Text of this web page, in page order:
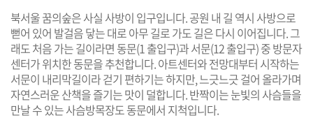
북서울 꿈의숲은 사실 사방이 입구입니다. 공원 내 길 역시 사방으로
뻗어 있어 발걸음 닿는 대로 아무 길로 가도 길은 다시 이어집니다. 그
래도 처음 가는 길이라면 동문(1 출입구)과 서문(12 출입구) 중 방문자
센터가 위치한 동문을 추천합니다. 아트센터와 전망대부터 시작하는
서문이 내리막길이라 걷기 편하기는 하지만, 느긋느긋 걸어 올라가며
자연스러운 산책을 즐기는 맛이 덜합니다. 반짝이는 눈빛의 사슴들을
만날 수 있는 사슴방목장도 동문에서 지척입니다.